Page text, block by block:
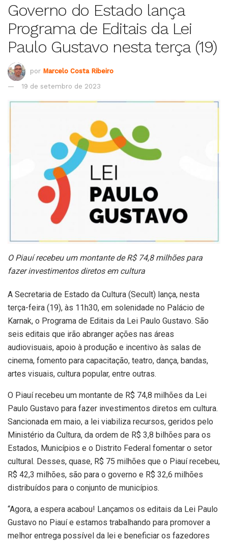
Governo do Estado lança
Programa de Editais da Lei
Paulo Gustavo nesta terça (19)
por Marcelo Costa Ribeiro
19 de setembro de 2023
O Piauí recebeu um montante de R$ 74,8 milhões para
fazer investimentos diretos em cultura
A Secretaria de Estado da Cultura (Secult) lança, nesta
terça-feira (19), às 11h30, em solenidade no Palácio de
Karnak, o Programa de Editais da Lei Paulo Gustavo. São
seis editais que irão abranger ações nas áreas
audiovisuais, apoio à produção e incentivo às salas de
cinema, fomento para capacitação, teatro, dança, bandas,
artes visuais, cultura popular, entre outras.
O Piauí recebeu um montante de R$ 74,8 milhões da Lei
Paulo Gustavo para fazer investimentos diretos em cultura.
Sancionada em maio, a lei viabiliza recursos, geridos pelo
Ministério da Cultura, da ordem de R$ 3,8 bilhões para os
Estados, Municípios e o Distrito Federal fomentar o setor
cultural. Desses, quase, R$ 75 milhões que o Piauí recebeu,
R$ 42,3 milhões, são para o governo e R$ 32,6 milhões
distribuídos para o conjunto de municípios.
“Agora, a espera acabou! Lançamos os editais da Lei Paulo
Gustavo no Piauí e estamos trabalhando para promover a
melhor entrega possível da lei e beneficiar os fazedores